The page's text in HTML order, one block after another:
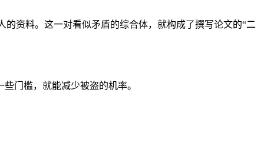
资料。这一对看似矛盾的综合体，就构成了撰写论文的“二
门槛，就能减少被盗的机率。